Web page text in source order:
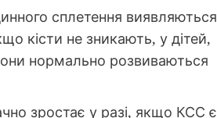
сплетення виявляються
кісти не зникають, у дітей,
нормально розвиваються
зростає у разі, якщо КСС є